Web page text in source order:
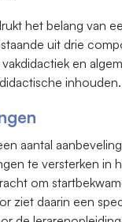
het belang van
uit drie
en
inhouden.
aantal
te versterken in
om
ziet daarin een